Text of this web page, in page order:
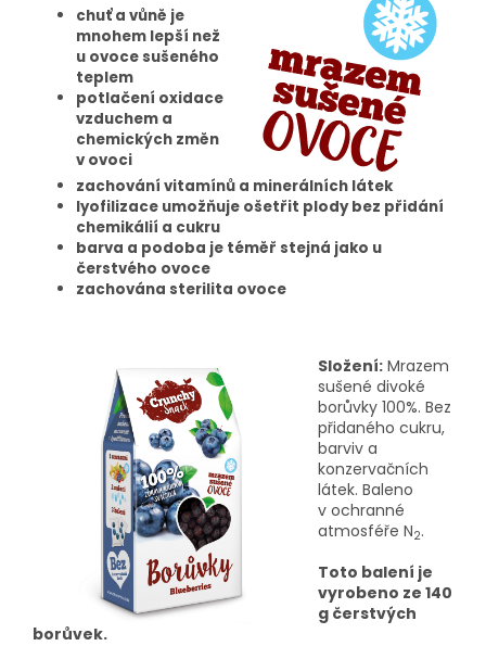
chuť a vůně je
mnohem lepší než
u ovoce sušeného
teplem
potlačení oxidace
vzduchem a
chemických změn
v ovoci
zachování vitamínů a minerálních látek
lyofilizace umožňuje ošetřit plody bez přidání
chemikálií a cukru
barva a podoba je téměř stejná jako u
čerstvého ovoce
zachována sterilita ovoce
Složení: Mrazem
sušené divoké
borůvky 100%. Bez
přidaného cukru,
barviv a
konzervačních
látek. Baleno
v ochranné
atmosféře N2.
Toto balení je
vyrobeno ze 140
g čerstvých
borůvek.